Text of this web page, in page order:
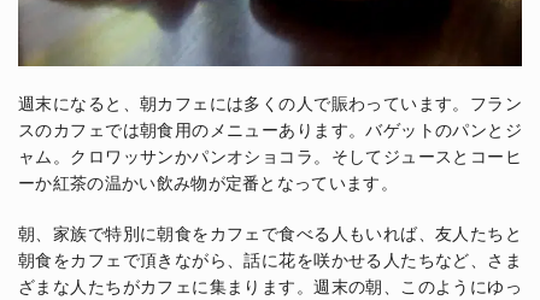
週末になると、朝カフェには多くの人で賑わっています。フラン
スのカフェでは朝食用のメニューあります。バゲットのパンとジ
ャム。クロワッサンかパンオショコラ。そしてジュースとコーヒ
ーか紅茶の温かい飲み物が定番となっています。
朝、家族で特別に朝食をカフェで食べる人もいれば、友人たちと
朝食をカフェで頂きながら、話に花を咲かせる人たちなど、さま
ざまな人たちがカフェに集まります。週末の朝、このようにゆっ